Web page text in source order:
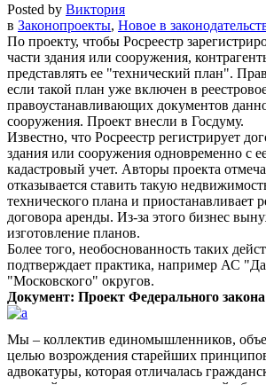
Posted by Виктория
в Законопроекты, Новое в
По проекту, чтобы Росреестр
части здания или сооружения,
представлять ее
технический план .
если такой план уже включен в
правоустанавливающих документов
сооружения. Проект внесли в Госдуму.
Известно, что Росреестр регистрирует
здания или сооружения одновременно с
кадастровый учет. Авторы проекта
отказывается ставить такую
технического плана и приостанавливает
договора аренды. Из-за этого бизнес
изготовление планов.
Более того, необоснованность таких
подтверждает практика, например АС
Московского
округов.
Документ: Проект Федерального
Мы – коллектив единомышленников,
целью возрождения старейших
адвокатуры, которая отличалась